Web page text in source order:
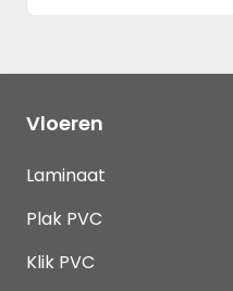
Vloeren
Laminaat
Plak PVC
Klik PVC